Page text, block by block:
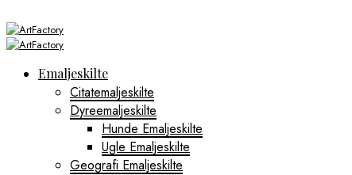
Emaljeskilte
Citatemaljeskilte
Dyreemaljeskilte
Hunde Emaljeskilte
Ugle Emaljeskilte
Geografi Emaljeskilte